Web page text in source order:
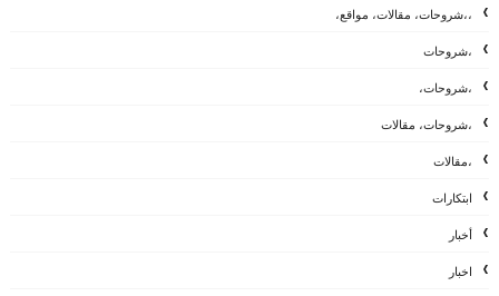
،،شروحات، مقالات، مواقع،
،شروحات
،شروحات،
،شروحات، مقالات
،مقالات
ابتكارات
أخبار
اخبار